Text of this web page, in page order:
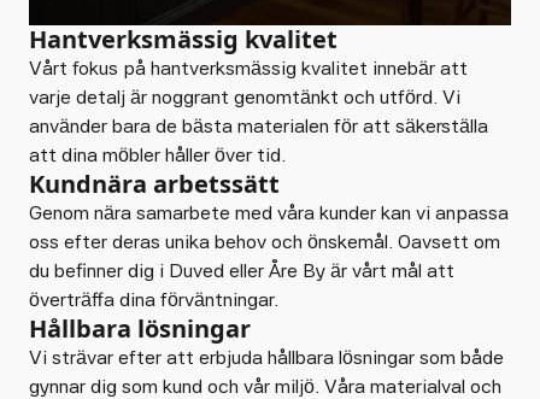
Hantverksmässig kvalitet
Vårt fokus på hantverksmässig kvalitet innebär att
varje detalj är noggrant genomtänkt och utförd. Vi
använder bara de bästa materialen för att säkerställa
att dina möbler håller över tid.
Kundnära arbetssätt
Genom nära samarbete med våra kunder kan vi anpassa
oss efter deras unika behov och önskemål. Oavsett om
du befinner dig i Duved eller Åre By är vårt mål att
överträffa dina förväntningar.
Hållbara lösningar
Vi strävar efter att erbjuda hållbara lösningar som både
gynnar dig som kund och vår miljö. Våra materialval och